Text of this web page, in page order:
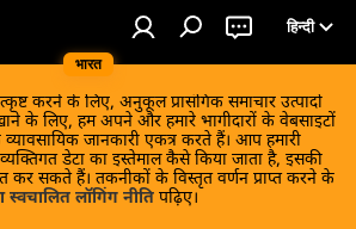
भारत
हिन्दी
करने के लिए, अनुकूल प्रासंगिक समाचार उत्पादों
के लिए, हम अपने और हमारे भागीदारों के वेबसाइटों
जानकारी एकत्र करते हैं। आप हमारी
डेटा का इस्तेमाल कैसे किया जाता है, इसकी
कर सकते हैं। तकनीकों के विस्तृत वर्णन प्राप्त करने के
लॉगिंग नीति पढ़िए।